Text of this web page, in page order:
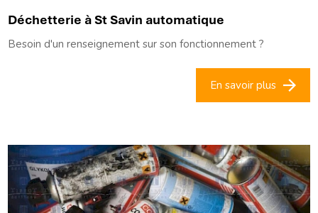
Déchetterie à St Savin automatique
Besoin d'un renseignement sur son fonctionnement ?
En savoir plus